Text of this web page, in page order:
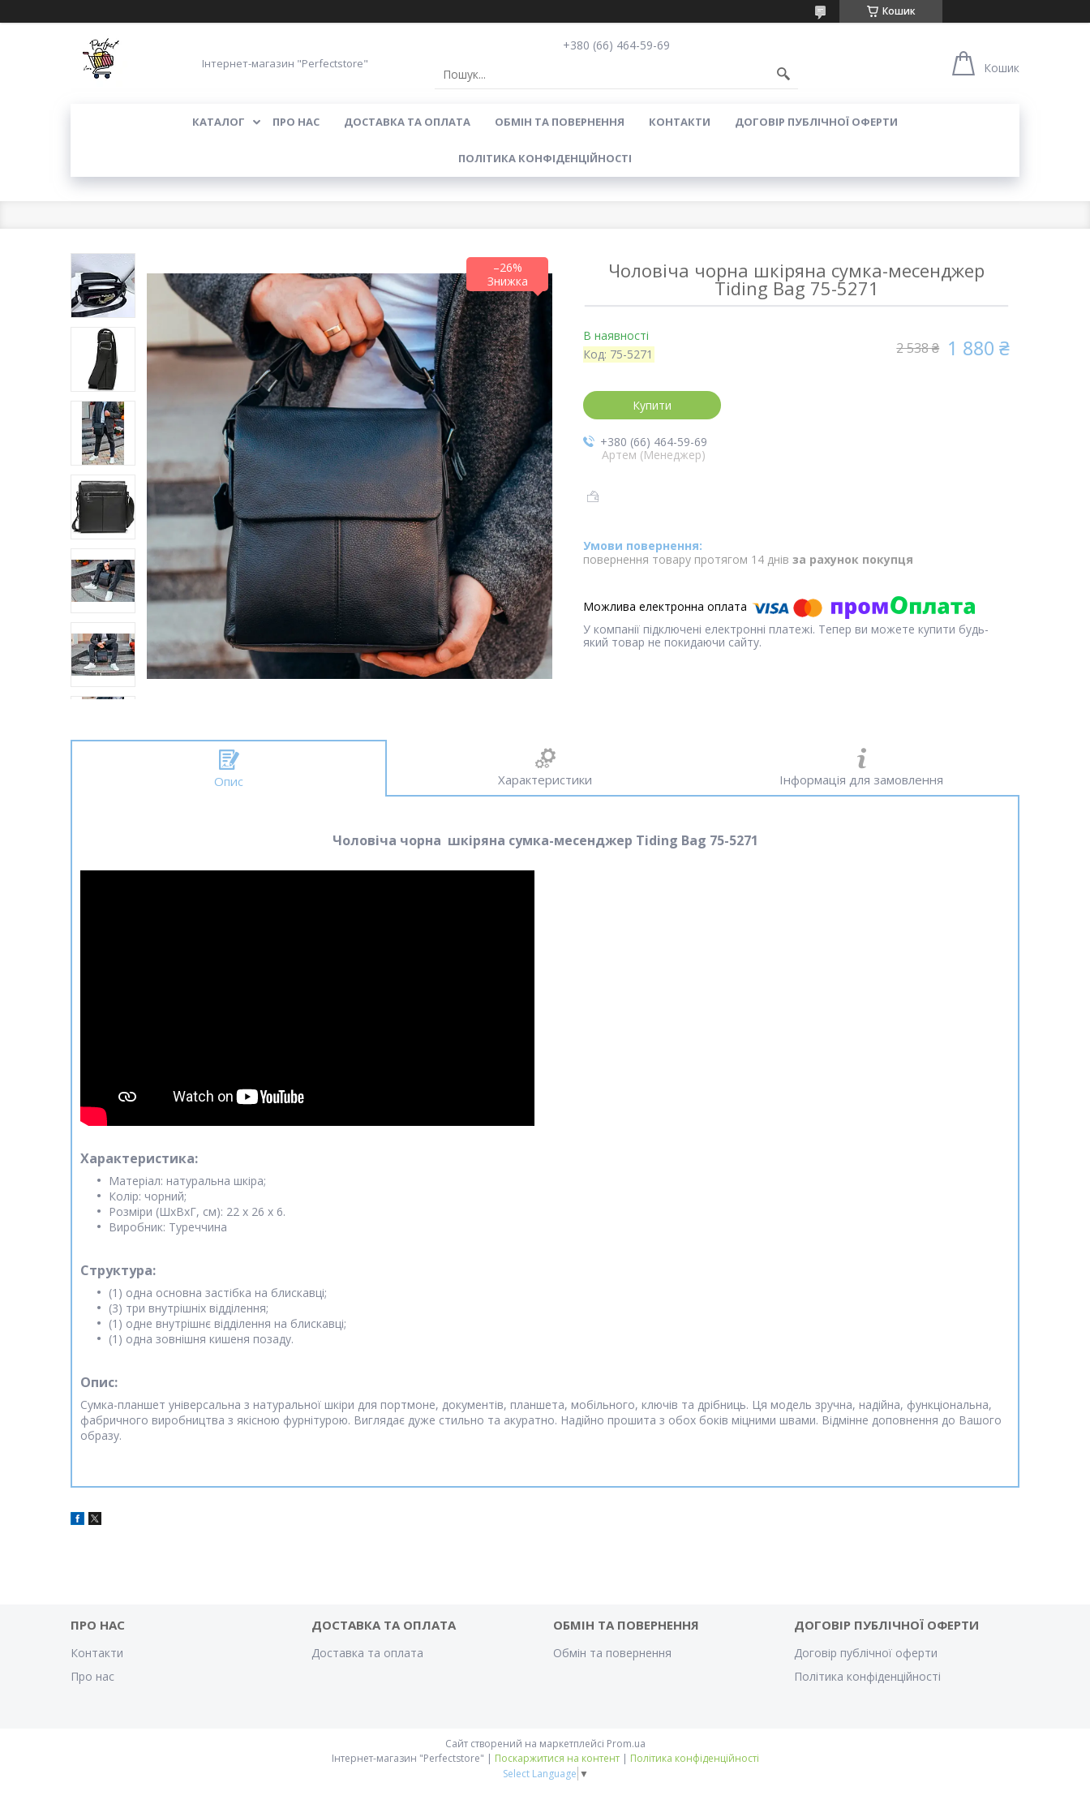
Кошик
Інтернет-магазин "Perfectstore"
+380 (66) 464-59-69
Кошик
КАТАЛОГ ПРО НАС ДОСТАВКА ТА ОПЛАТА ОБМІН ТА ПОВЕРНЕННЯ КОНТАКТИ ДОГОВІР ПУБЛІЧНОЇ ОФЕРТИ
ПОЛІТИКА КОНФІДЕНЦІЙНОСТІ
–26% Чоловіча чорна шкіряна сумка-месенджер
Tiding Bag 75-5271
В наявності
Код: 75-5271 2 538 ₴ 1 880 ₴
Купити
+380 (66) 464-59-69
Артем (Менеджер)
повернення товару протягом 14 днів за рахунок покупця
У компанії підключені електронні платежі. Тепер ви можете купити будь-
який товар не покидаючи сайту.
Опис Характеристики Інформація для замовлення
Чоловіча чорна шкіряна сумка-месенджер Tiding Bag 75-5271
Характеристика:
Матеріал: натуральна шкіра;
Колір: чорний;
Розміри (ШхВхГ, см): 22 x 26 x 6.
Виробник: Туреччина
Структура:
(1) одна основна застібка на блискавці;
(3) три внутрішніх відділення;
(1) одне внутрішнє відділення на блискавці;
(1) одна зовнішня кишеня позаду.
Опис:
Сумка-планшет універсальна з натуральної шкіри для портмоне, документів, планшета, мобільного, ключів та дрібниць. Ця модель зручна, надійна, функціональна,
фабричного виробництва з якісною фурнітурою. Виглядає дуже стильно та акуратно. Надійно прошита з обох боків міцними швами. Відмінне доповнення до Вашого
образу.
ПРО НАС
Контакти
Про нас
ДОСТАВКА ТА ОПЛАТА
Доставка та оплата
ОБМІН ТА ПОВЕРНЕННЯ
Обмін та повернення
ДОГОВІР ПУБЛІЧНОЇ ОФЕРТИ
Договір публічної оферти
Політика конфіденційності
Сайт створений на маркетплейсі Prom.ua
Інтернет-магазин "Perfectstore" | Поскаржитися на контент | Політика конфіденційності
Select Language ▼